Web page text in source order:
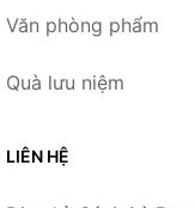
Văn phòng phẩm
Quà lưu niệm
LIÊN HỆ